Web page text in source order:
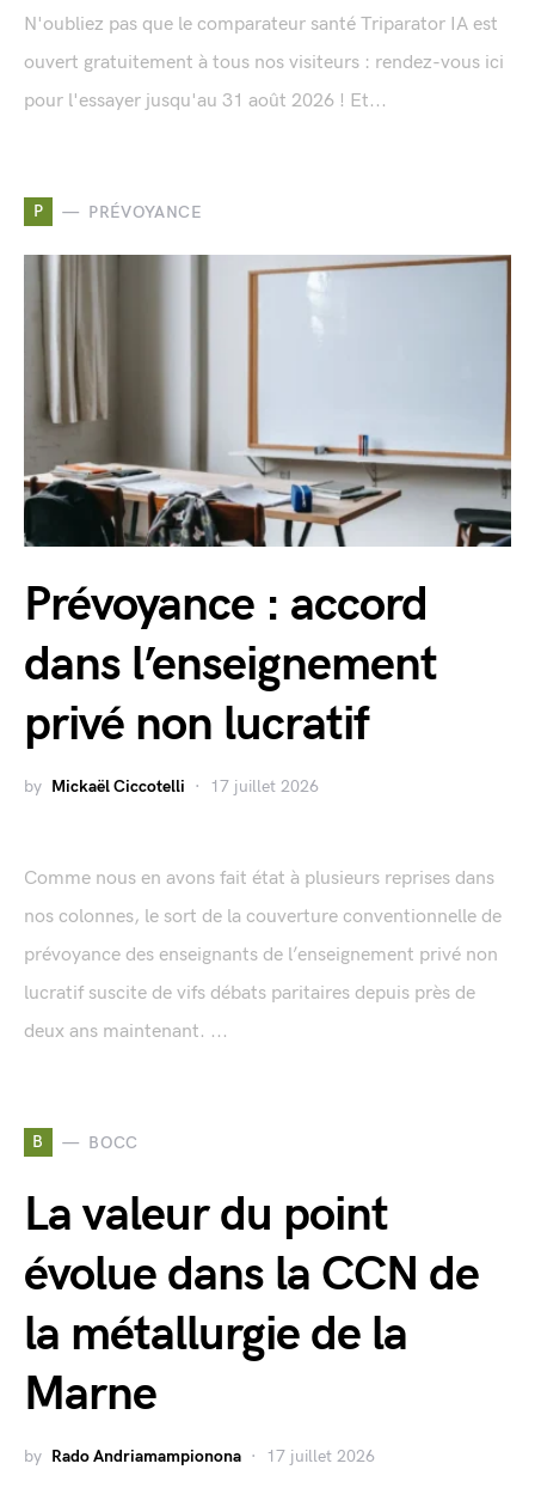
N'oubliez pas que le comparateur santé Triparator IA est
ouvert gratuitement à tous nos visiteurs : rendez-vous ici
pour l'essayer jusqu'au 31 août 2026 ! Et...
P PRÉVOYANCE
Prévoyance : accord
dans l’enseignement
privé non lucratif
by Mickaël Ciccotelli 17 juillet 2026
Comme nous en avons fait état à plusieurs reprises dans
nos colonnes, le sort de la couverture conventionnelle de
prévoyance des enseignants de l’enseignement privé non
lucratif suscite de vifs débats paritaires depuis près de
deux ans maintenant. ...
B BOCC
La valeur du point
évolue dans la CCN de
la métallurgie de la
Marne
by Rado Andriamampionona 17 juillet 2026